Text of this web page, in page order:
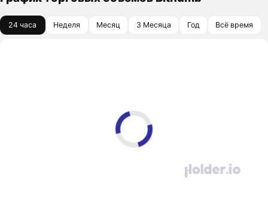
24 часа Неделя Месяц 3 Месяца Год Всё время